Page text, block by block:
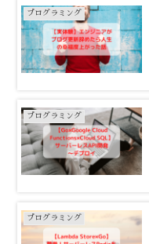
プログラミング
プログラミング
プログラミング